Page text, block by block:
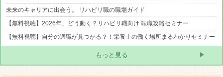
未来のキャリアに出会う。 リハビリ職の職場ガイド
【無料視聴】2026年、どう動く？リハビリ職向け 転職攻略セミナー
【無料視聴】自分の適職が見つかる？！栄養士の働く場所まるわかりセミナー
もっと見る